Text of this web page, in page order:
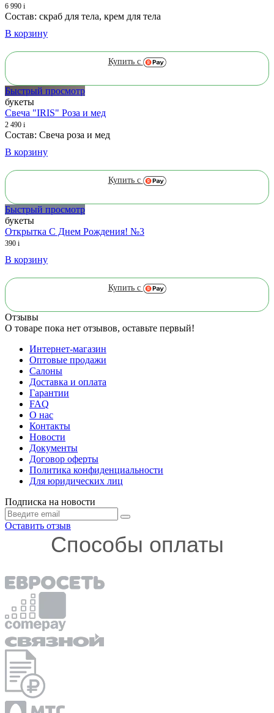
6 990 i
Состав: скраб для тела, крем для тела
В корзину
Купить с
Быстрый просмотр
букеты
Свеча "IRIS" Роза и мед
2 490 i
Состав: Свеча роза и мед
В корзину
Купить с
Быстрый просмотр
букеты
Открытка С Днем Рождения! №3
390 i
В корзину
Купить с
Отзывы
О товаре пока нет отзывов, оставьте первый!
Интернет-магазин
Оптовые продажи
Салоны
Доставка и оплата
Гарантии
FAQ
О нас
Контакты
Новости
Документы
Договор оферты
Политика конфиденциальности
Для юридических лиц
Подписка на новости
Оставить отзыв
Способы оплаты